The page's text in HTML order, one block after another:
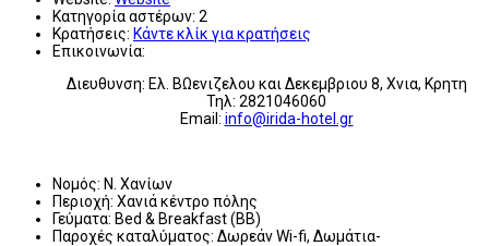
Κατηγορία αστέρων: 2
Κρατήσεις: Κάντε κλίκ για κρατήσεις
Επικοινωνία:
Διευθυνση: Ελ. ΒΩενιζελου και Δεκεμβριου 8, Χνια, Κρητη
Τηλ: 2821046060
Email: info@irida-hotel.gr
Νομός: Ν. Χανίων
Περιοχή: Χανιά κέντρο πόλης
Γεύματα: Bed & Breakfast (BB)
Παροχές καταλύματος: Δωρεάν Wi-fi, Δωμάτια-